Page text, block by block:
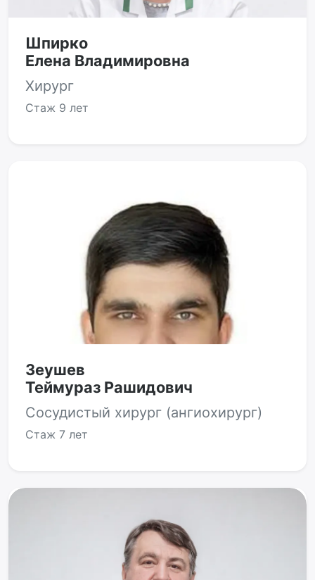
Шпирко
Елена Владимировна
Хирург
Стаж 9 лет
Зеушев
Теймураз Рашидович
Сосудистый хирург (ангиохирург)
Стаж 7 лет